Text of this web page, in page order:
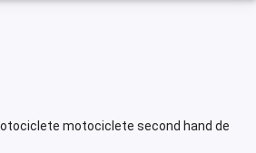
motociclete second hand de